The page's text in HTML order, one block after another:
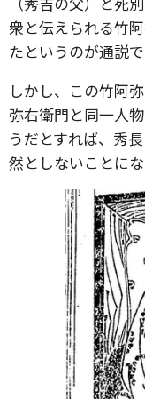
衆と伝えられる竹
たというのが通説で
しかし、この竹阿
弥右衛門と同一人
うだとすれば、秀
然としないことにな